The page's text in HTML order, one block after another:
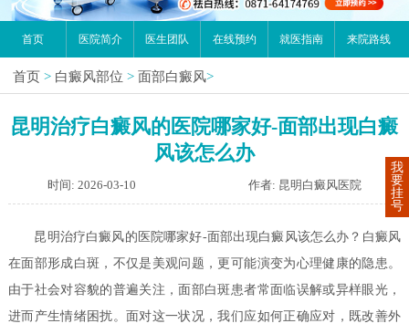
首页 医院简介 医生团队 在线预约 就医指南 来院路线
首页 > 白癜风部位 > 面部白癜风>
昆明治疗白癜风的医院哪家好-面部出现白癜
风该怎么办
时间: 2026-03-10 作者: 昆明白癜风医院
昆明治疗白癜风的医院哪家好-面部出现白癜风该怎么办？白癜风
在面部形成白斑，不仅是美观问题，更可能演变为心理健康的隐患。
由于社会对容貌的普遍关注，面部白斑患者常面临误解或异样眼光，
进而产生情绪困扰。面对这一状况，我们应如何正确应对，既改善外
我
要
挂
号